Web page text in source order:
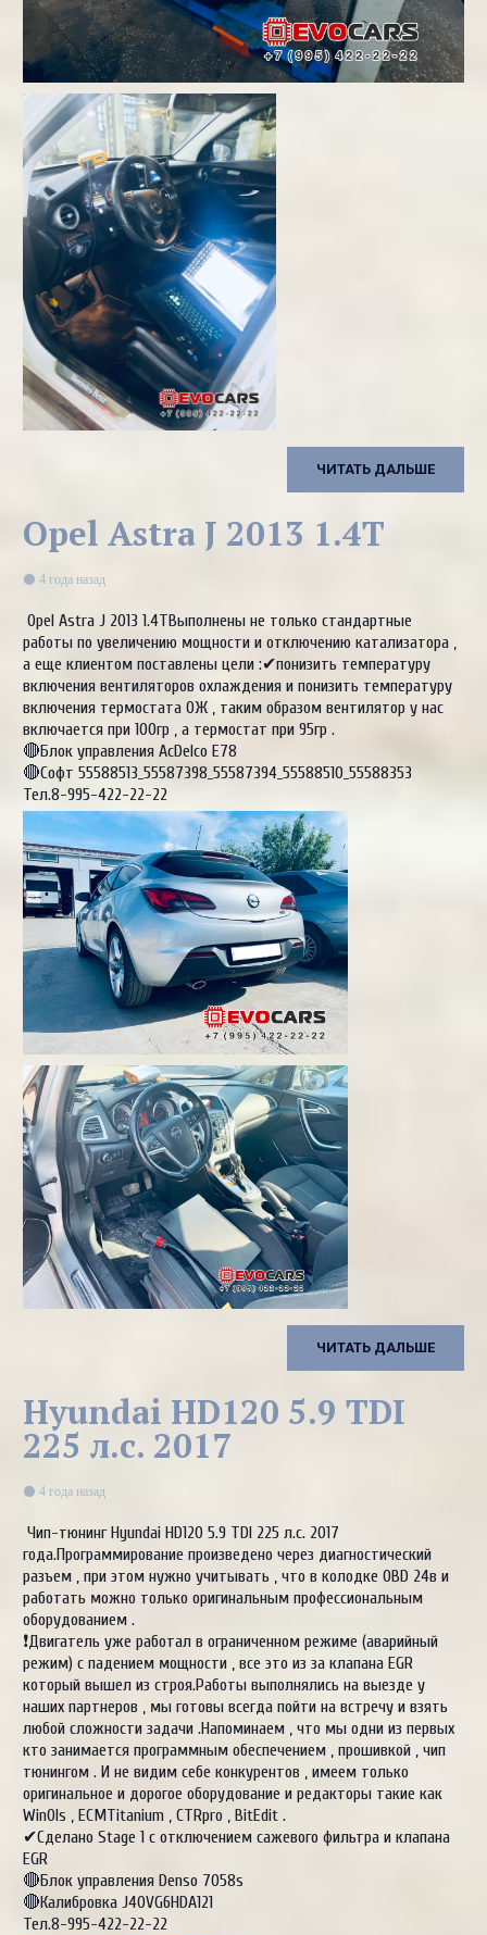
ЧИТАТЬ ДАЛЬШЕ
Opel Astra J 2013 1.4T
4 года назад
Opel Astra J 2013 1.4TВыполнены не только стандартные
работы по увеличению мощности и отключению катализатора ,
а еще клиентом поставлены цели :✔понизить температуру
включения вентиляторов охлаждения и понизить температуру
включения термостата ОЖ , таким образом вентилятор у нас
включается при 100гр , а термостат при 95гр .
🔴Блок управления AcDelco E78
🔴Софт 55588513_55587398_55587394_55588510_55588353
Тел.8-995-422-22-22
ЧИТАТЬ ДАЛЬШЕ
Hyundai HD120 5.9 TDI
225 л.с. 2017
4 года назад
Чип-тюнинг Hyundai HD120 5.9 TDI 225 л.с. 2017
года.Программирование произведено через диагностический
разъем , при этом нужно учитывать , что в колодке OBD 24в и
работать можно только оригинальным профессиональным
оборудованием .
❗Двигатель уже работал в ограниченном режиме (аварийный
режим) с падением мощности , все это из за клапана EGR
который вышел из строя.Работы выполнялись на выезде у
наших партнеров , мы готовы всегда пойти на встречу и взять
любой сложности задачи .Напоминаем , что мы одни из первых
кто занимается программным обеспечением , прошивкой , чип
тюнингом . И не видим себе конкурентов , имеем только
оригинальное и дорогое оборудование и редакторы такие как
WinOls , ECMTitanium , CTRpro , BitEdit .
✔Сделано Stage 1 с отключением сажевого фильтра и клапана
EGR
🔴Блок управления Denso 7058s
🔴Калибровка J40VG6HDA121
Тел.8-995-422-22-22